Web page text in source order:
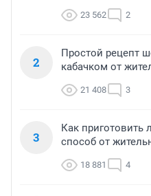
23 562 2
2
Простой рецепт
кабачком от
21 408 3
3
Как
способ от
18 881 4